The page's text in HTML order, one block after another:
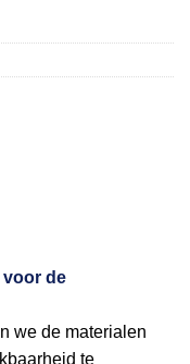
verlanglijst
voor de
we de materialen
te